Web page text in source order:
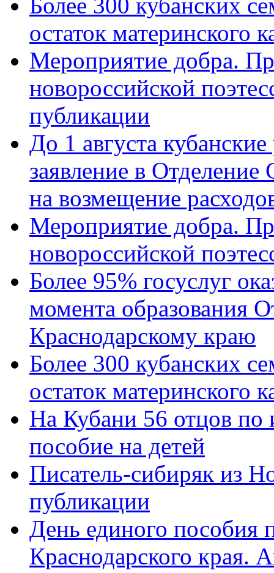
Более 300 кубанских
остаток материнского
Мероприятие добра.
новороссийской
публикации
До 1 августа
заявление в
на возмещение
Мероприятие добра.
новороссийской
Более 95% госуслуг
момента образования
Краснодарскому краю
Более 300 кубанских
остаток материнского
На Кубани 56 отцов по
пособие на детей
Писатель-сибиряк из
публикации
День единого пособия
Краснодарского края.